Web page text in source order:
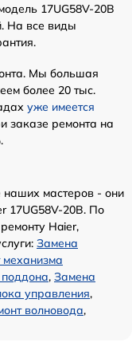
17UG58V-20B
На все виды
Мы большая
более 20 тыс.
уже имеется
заказе ремонта на
мастеров - они
17UG58V-20B. По
Haier,
Замена
механизма
поддона, Замена
управления,
волновода,